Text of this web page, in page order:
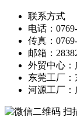
联系方式
电话：
传真：
邮箱：
外贸中心：
东莞工厂：
河源工厂：
扫